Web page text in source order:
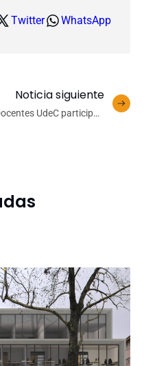
Twitter WhatsApp
Noticia siguiente
UdeC participan